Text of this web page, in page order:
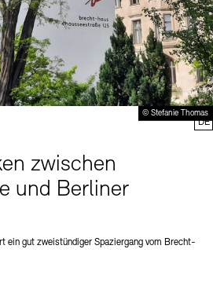
© Stefanie Thomas
zwischen
und Berliner
ein gut zweistündiger Spaziergang vom Brecht-
DE